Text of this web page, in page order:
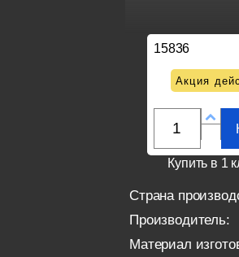
15836
Акция
Купить в 1
Страна
Производитель:
Материал